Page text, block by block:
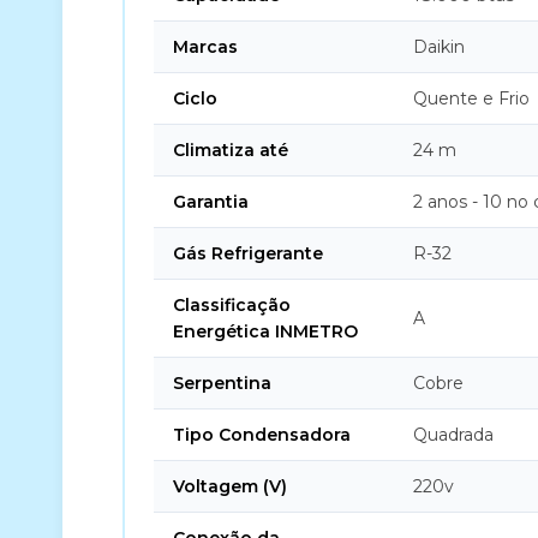
Marcas Daikin
Ciclo Quente e Frio
Climatiza até 24 m
Garantia 2 anos - 10 no
Gás Refrigerante R-32
Classificação
Energética INMETRO
A
Serpentina Cobre
Tipo Condensadora Quadrada
Voltagem (V) 220v